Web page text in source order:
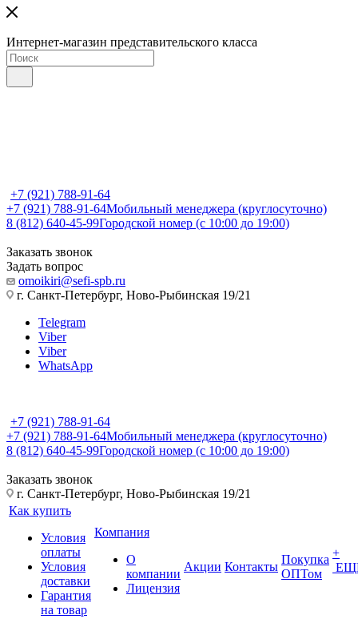
Интернет-магазин представительского класса
+7 (921) 788-91-64
+7 (921) 788-91-64Мобильный менеджера (круглосуточно)
8 (812) 640-45-99Городской номер (с 10:00 до 19:00)
Заказать звонок
Задать вопрос
omoikiri@sefi-spb.ru
г. Санкт-Петербург, Ново-Рыбинская 19/21
Telegram
Viber
Viber
WhatsApp
+7 (921) 788-91-64
+7 (921) 788-91-64Мобильный менеджера (круглосуточно)
8 (812) 640-45-99Городской номер (с 10:00 до 19:00)
Заказать звонок
г. Санкт-Петербург, Ново-Рыбинская 19/21
Как купить
Условия
оплаты
Условия
доставки
Гарантия
на товар
Компания
О
компании
Лицензия
Акции Контакты
Покупка
ОПТом
+